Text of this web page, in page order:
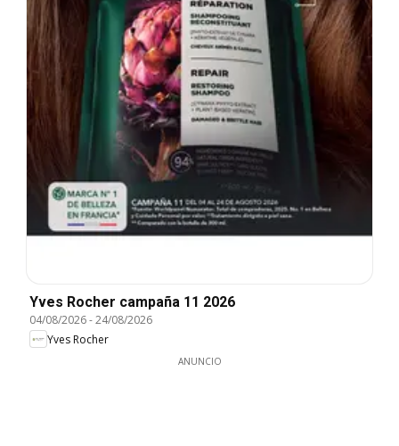
Yves Rocher campaña 11 2026
04/08/2026-24/08/2026
Yves Rocher
ANUNCIO